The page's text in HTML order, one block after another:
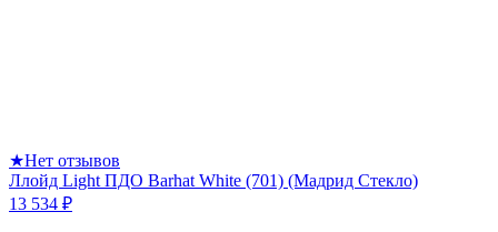
★Нет отзывов
Ллойд Light ПДО Barhat White (701) (Мадрид Стекло)
13 534 ₽